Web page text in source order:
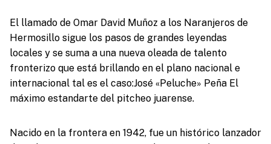
El llamado de Omar David Muñoz a los Naranjeros de
Hermosillo sigue los pasos de grandes leyendas
locales y se suma a una nueva oleada de talento
fronterizo que está brillando en el plano nacional e
internacional tal es el caso:José «Peluche» Peña El
máximo estandarte del pitcheo juarense.
Nacido en la frontera en 1942, fue un histórico lanzador